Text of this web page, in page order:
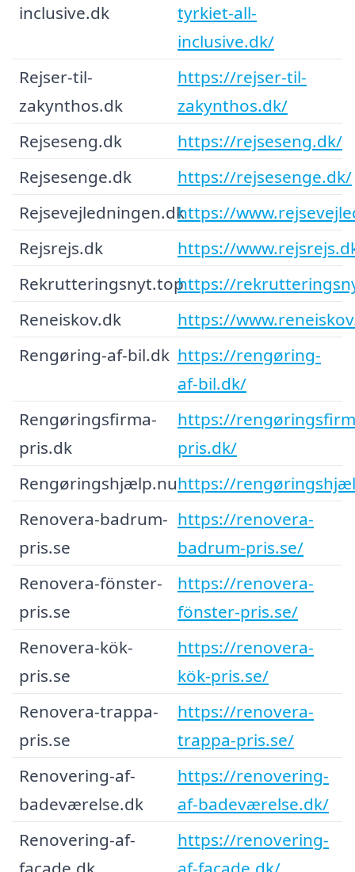
inclusive.dk
tyrkiet-all-
inclusive.dk/
Rejser-til-
zakynthos.dk
https://rejser-til-
zakynthos.dk/
Rejseseng.dk
https://rejseseng.dk/
Rejsesenge.dk
https://rejsesenge.dk/
Rejsevejledningen.dkhttps://
Rejsrejs.dk
https://
Rekrutteringsnyt.tophttps://
Reneiskov.dk
https://
Rengøring-af-bil.dk https://rengøring-
af-bil.dk/
Rengøringsfirma-
pris.dk
https://
pris.dk/
Rengøringshjælp.nuhttps://
Renovera-badrum-
pris.se
https://renovera-
badrum-pris.se/
Renovera-fönster-
pris.se
https://renovera-
fönster-pris.se/
Renovera-kök-
pris.se
https://renovera-
kök-pris.se/
Renovera-trappa-
pris.se
https://renovera-
trappa-pris.se/
Renovering-af-
badeværelse.dk
https://renovering-
af-badeværelse.dk/
Renovering-af-
https://renovering-